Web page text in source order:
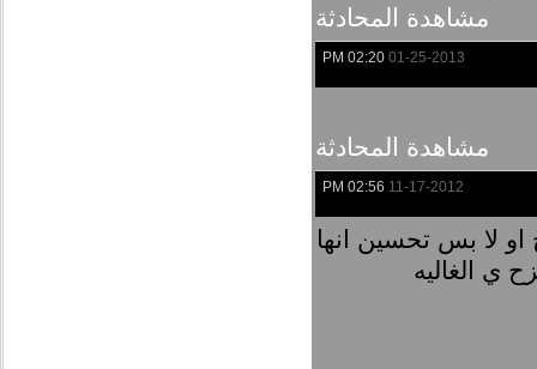
مشاهدة المحادثة
01-25-2013
02:20 PM
مشاهدة المحادثة
11-17-2012
02:56 PM
لا بس تحسين انها
ي الغاليه